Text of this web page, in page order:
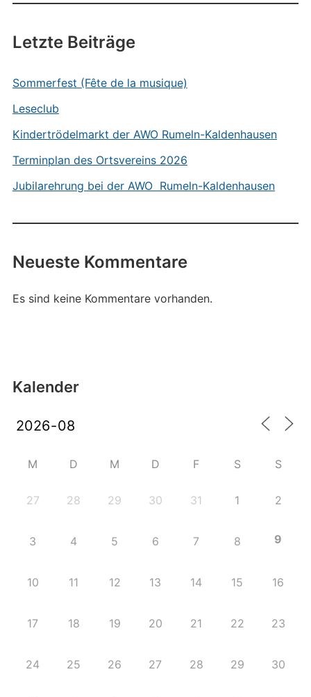
Letzte Beiträge
Sommerfest (Fête de la musique)
Leseclub
Kindertrödelmarkt der AWO Rumeln-Kaldenhausen
Terminplan des Ortsvereins 2026
Jubilarehrung bei der AWO Rumeln-Kaldenhausen
Neueste Kommentare
Es sind keine Kommentare vorhanden.
Kalender
M D M D F S S
27 28 29 30 31 1 2
3 4 5 6 7 8 9
10 11 12 13 14 15 16
17 18 19 20 21 22 23
24 25 26 27 28 29 30